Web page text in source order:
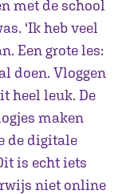
met de school
‘Ik heb veel
Een grote les:
doen. Vloggen
heel leuk. De
maken
de digitale
is echt iets
niet online